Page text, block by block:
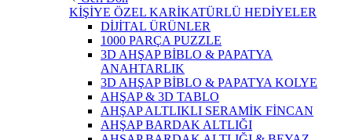
KİŞİYE ÖZEL KARİKATÜRLÜ HEDİYELER
DİJİTAL ÜRÜNLER
1000 PARÇA PUZZLE
3D AHŞAP BİBLO & PAPATYA
ANAHTARLIK
3D AHŞAP BİBLO & PAPATYA KOLYE
AHŞAP & 3D TABLO
AHŞAP ALTLIKLI SERAMİK FİNCAN
AHŞAP BARDAK ALTLIĞI